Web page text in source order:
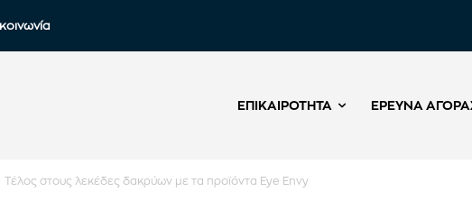
ΕΠΙΚΑΙΡΌΤΗΤΑ ΈΡΕΥΝΑ
Τέλος στους λεκέδες δακρύων με τα προϊόντα Eye Envy